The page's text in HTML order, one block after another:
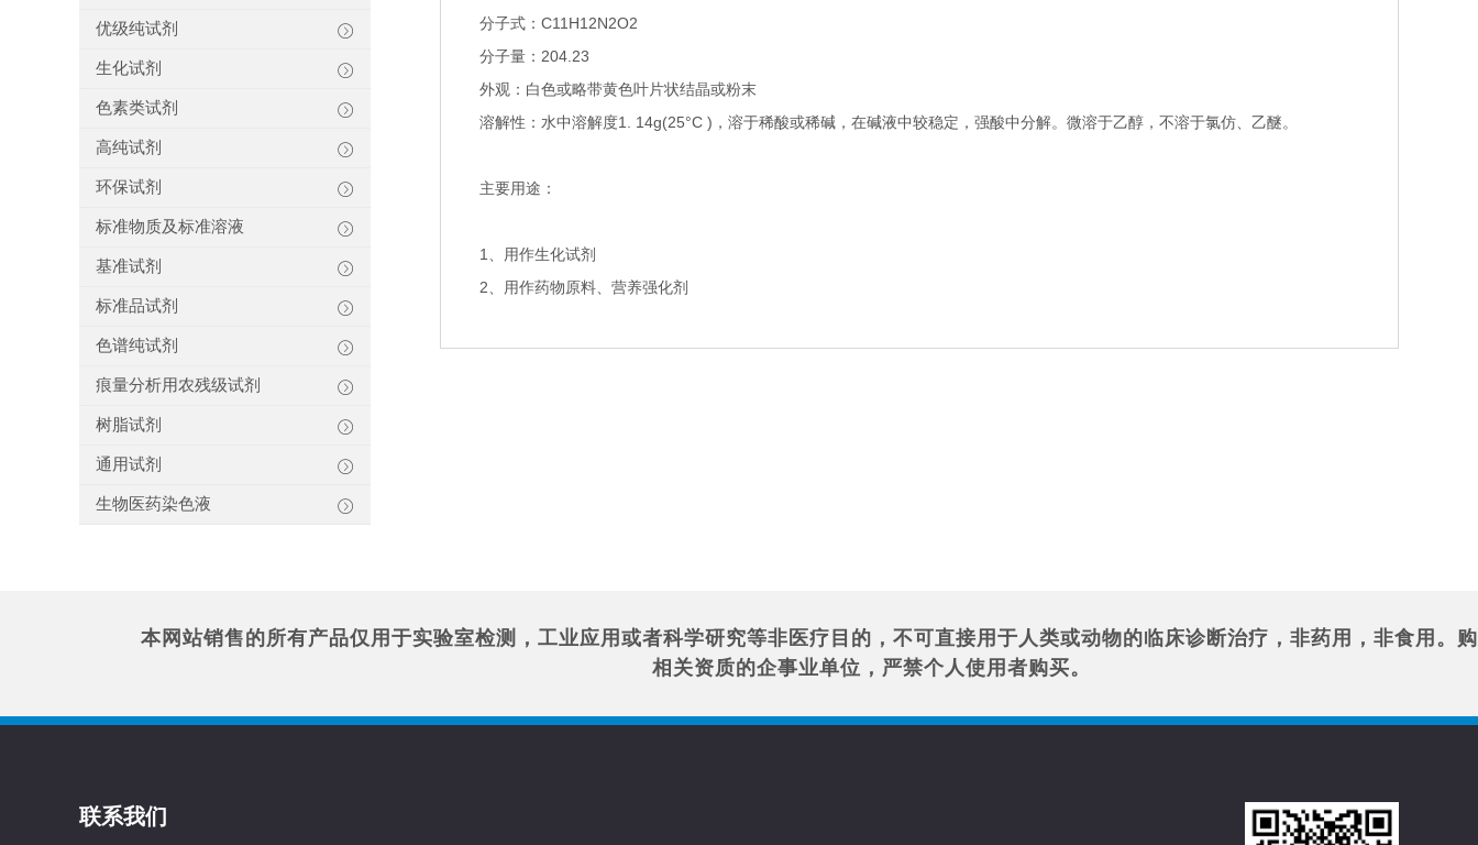
优级纯试剂
生化试剂
色素类试剂
高纯试剂
环保试剂
标准物质及标准溶液
基准试剂
标准品试剂
色谱纯试剂
痕量分析用农残级试剂
树脂试剂
通用试剂
生物医药染色液
分子式：C11H12N2O2
分子量：204.23
外观：白色或略带黄色叶片状结晶或粉末
溶解性：水中溶解度1. 14g(25°C )，溶于稀酸或稀碱，在碱液中较稳定，强酸中分解。微溶于乙醇，不溶于氯仿、乙醚。
主要用途：
1、用作生化试剂
2、用作药物原料、营养强化剂
本网站销售的所有产品仅用于实验室检测，工业应用或者科学研究等非医疗目的，不可直接用于人类或动物的临床诊断治疗，非药用，非食用。
相关资质的企事业单位，严禁个人使用者购买。
联系我们